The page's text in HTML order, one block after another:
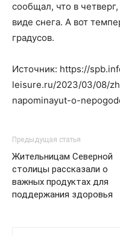
сообщал, что в
виде снега. А вот
градусов.
Источник: https://
leisure.ru/2023/03/08/
napominayut-o-
Предыдущая статья
Жительницам Северной
столицы рассказали о
важных продуктах для
поддержания здоровья